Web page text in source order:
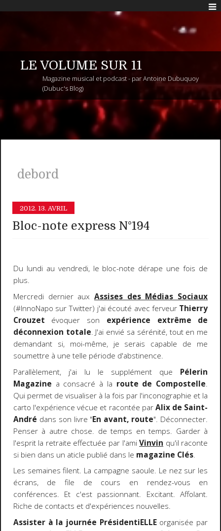
LE VOLUME SUR 11
Magazine musical et podcast - par Antoine Dubuquoy
(Dubuc's Blog)
debord
2012. 13. AVRIL
Bloc-note express N°194
Du lundi au vendredi, le bloc-note dérape une fois de
plus.
Mercredi dernier aux Assises des Médias Sociaux
(#InnoNapo sur Twitter) j'ai écouté avec ferveur Thierry
Crouzet évoquer son expérience extrême de
déconnexion totale. J'ai envié sa sérénité, tout en me
demandant si, moi-même, je serais capable de me
soumettre à une telle période d'abstinence.
Parallèlement, j'ai lu le supplément que Pélerin
Magazine a consacré à la route de Compostelle.
Qui permet de visualiser à la fois par l'inconographie et la
carto l'expérience vécue et racontée parAlix de Saint-
André dans son livre "En avant, route". Déconnecter.
Penser à autre chose. de temps en temps. Garder à
l'esprit la retraite effectuée par l'amiVinvin qu'il raconte
si bien dans un aticle publié dans le magazine Clés.
Les semaines filent. La campagne saoule. Le nez sur les
écrans, de file de cours en rendez-vous en
conférences. Et c'est passionnant. Excitant. Affolant.
Riche de contacts et d'expériences nouvelles.
Assister à la journée PrésidentiELLEorganisée par